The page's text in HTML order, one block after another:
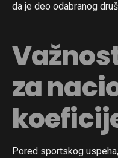
da je deo odabranog
za
Pored sportskog